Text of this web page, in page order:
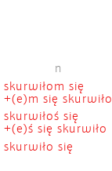
n
skurwiłom się
+(e)m się skurwiło
skurwiłoś się
+(e)ś się skurwiło
skurwiło się